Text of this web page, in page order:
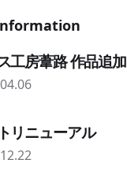
工房葦路 作品追加
リニューアル